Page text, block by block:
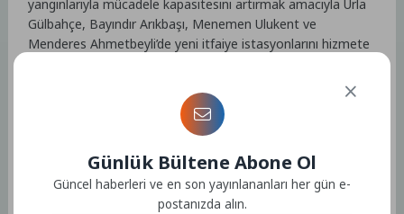
yangınlarıyla mücadele kapasitesini artırmak amacıyla Urla
Gülbahçe, Bayındır Arıkbaşı, Menemen Ulukent ve
Menderes Ahmetbeyli’de yeni itfaiye istasyonlarını hizmete
Kaynak: (BYZHA) Beyaz Haber Ajansı
Günlük Bültene Abone Ol
Güncel haberleri ve en son yayınlananları her gün e-
postanızda alın.